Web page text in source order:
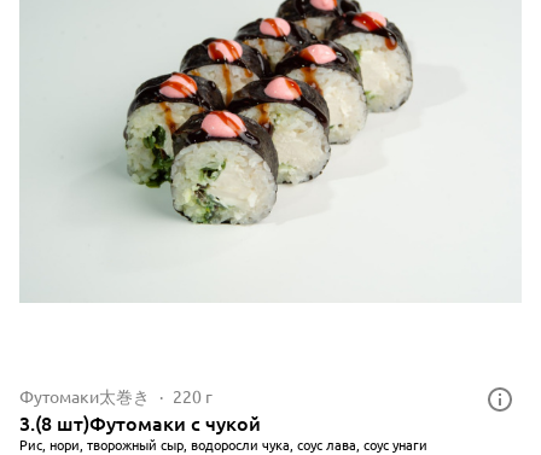
Футомаки太巻き 220 г
3.(8 шт)Футомаки с чукой
Рис, нори, творожный сыр, водоросли чука, соус лава, соус унаги